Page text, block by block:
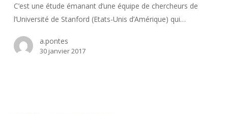
d’une
meilleure
?
C’est une étude émanant d’une équipe de chercheurs de
l’Université de Stanford (Etats-Unis d’Amérique) qui…
a.pontes
30 janvier 2017